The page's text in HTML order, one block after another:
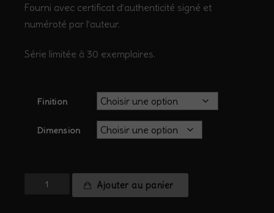
Fourni avec certificat d’authenticité signé et
numéroté par l’auteur.
Série limitée à 30 exemplaires.
Finition
Dimension
quantité
Ajouter au panier